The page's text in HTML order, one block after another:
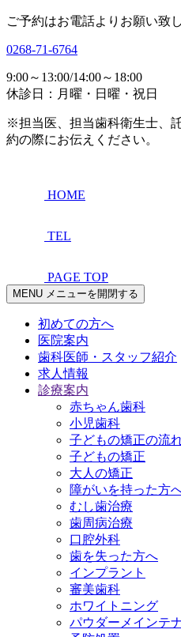
ご予約はお電話よりお願い致し
0268-71-6764
9:00～13:00/14:00～18:00
休診日：月曜・日曜・祝日
※担当医、担当歯科衛生士、
約の際にお伝えください。
HOME
TEL
PAGE TOP
MENU メニューを開閉する
初めての方へ
医院案内
歯科医師・スタッフ紹介
求人情報
診療案内
赤ちゃん歯科
小児歯科
子どもの矯正の流
子どもの矯正
大人の矯正
障がいを持った方
むし歯治療
歯周病治療
口腔外科
歯を失った方へ
インプラント
審美歯科
ホワイトニング
パウダーメインテ